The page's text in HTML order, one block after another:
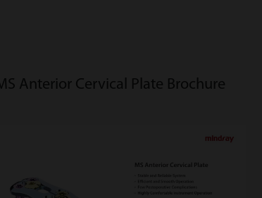
Anterior Cervical Plate Brochure